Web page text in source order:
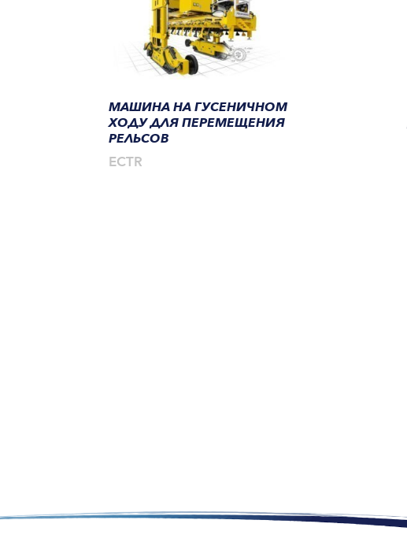
МАШИНА НА ГУСЕНИЧНОМ
ХОДУ ДЛЯ ПЕРЕМЕЩЕНИЯ
РЕЛЬСОВ
ECTR